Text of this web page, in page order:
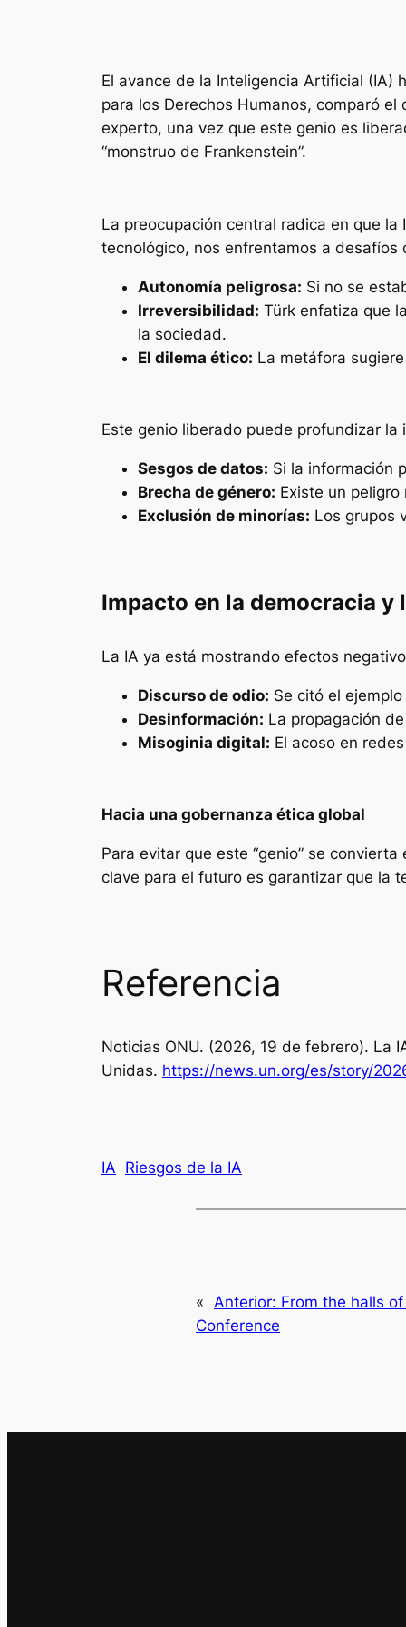
El avance de la Inteligencia Artificial (IA)
para los Derechos Humanos, comparó
experto, una vez que este genio es
“monstruo de Frankenstein”.
La preocupación central radica en que
tecnológico, nos enfrentamos a
Autonomía peligrosa: Si no se
Irreversibilidad: Türk enfatiza que
la sociedad.
El dilema ético: La metáfora
Este genio liberado puede profundizar
Sesgos de datos: Si la información
Brecha de género: Existe un
Exclusión de minorías: Los grupos
Impacto en la democracia y
La IA ya está mostrando efectos
Discurso de odio: Se citó el
Desinformación: La propagación
Misoginia digital: El acoso en
Hacia una gobernanza ética global
Para evitar que este “genio” se
clave para el futuro es garantizar que la
Referencia
Noticias ONU. (2026, 19 de febrero). La
Unidas. https://news.un.org/es/story/
IA Riesgos de la IA
« Anterior: From the halls
Conference